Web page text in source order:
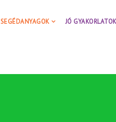
SEGÉDANYAGOK JÓ GYAKORLATOK